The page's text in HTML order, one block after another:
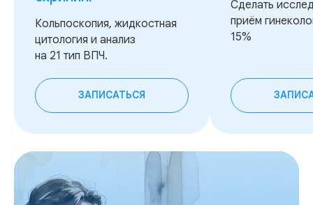
Кольпоскопия, жидкостная
цитология и анализ
на 21 тип ВПЧ.
ЗАПИСАТЬСЯ
Сделать
приём
15%